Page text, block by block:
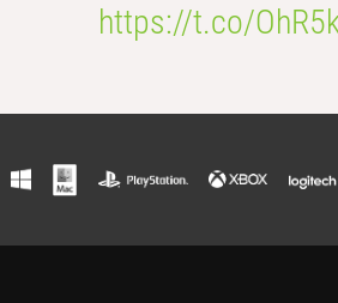
https://t.co/